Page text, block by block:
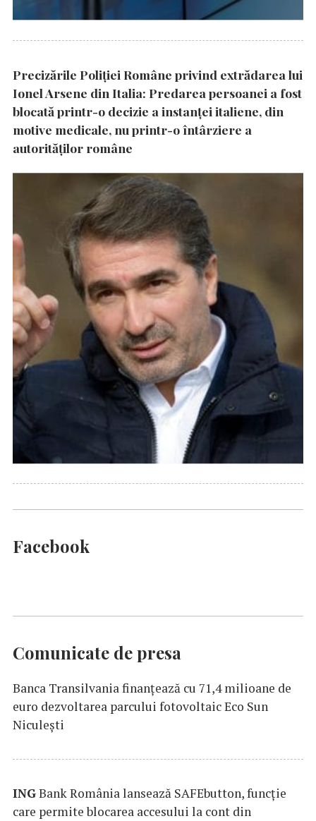
Precizările Poliţiei Române privind extrădarea lui
Ionel Arsene din Italia: Predarea persoanei a fost
blocată printr-o decizie a instanţei italiene, din
motive medicale, nu printr-o întârziere a
autorităţilor române
Facebook
Comunicate de presa
Banca Transilvania finanțează cu 71,4 milioane de
euro dezvoltarea parcului fotovoltaic Eco Sun
Niculești
INGBank România lansează SAFEbutton, funcţie
care permite blocarea accesului la cont din